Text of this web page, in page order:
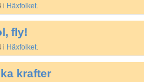
i Häxfolket.
fly!
i Häxfolket.
krafter